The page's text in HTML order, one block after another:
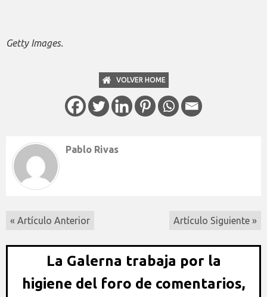
Getty Images.
VOLVER HOME
Pablo Rivas
« Artículo Anterior Artículo Siguiente »
La Galerna trabaja por la
higiene del foro de comentarios,